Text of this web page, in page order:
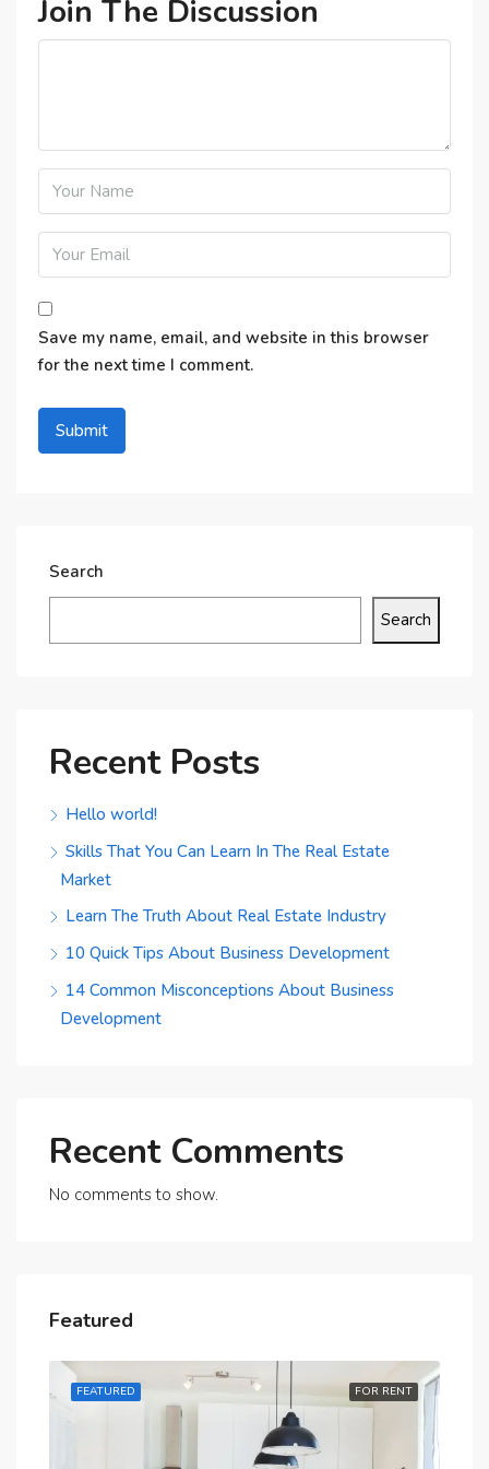
Join The Discussion
Save my name, email, and website in this browser
for the next time I comment.
Search
Search
Recent Posts
Hello world!
Skills That You Can Learn In The Real Estate
Market
Learn The Truth About Real Estate Industry
10 Quick Tips About Business Development
14 Common Misconceptions About Business
Development
Recent Comments
No comments to show.
Featured
FOR RENT
FEATURED